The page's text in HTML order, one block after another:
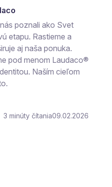
poznali ako Svet
etapu. Rastieme a
aj naša ponuka.
pod menom Laudaco®
Naším cieľom
3 čítania09.02.2026